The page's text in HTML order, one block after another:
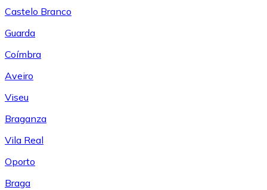
Castelo Branco
Guarda
Coímbra
Aveiro
Viseu
Braganza
Vila Real
Oporto
Braga